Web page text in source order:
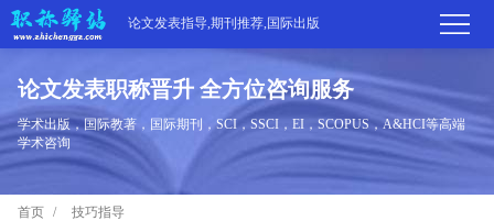
论文发表指导,期刊推荐,国际出版
首
页
学
论文发表职称晋升 全方位咨询服务
学术出版，国际教著，国际期刊，SCI，SSCI，EI，SCOPUS，A&HCI等高端
学术咨询
首页 技巧指导